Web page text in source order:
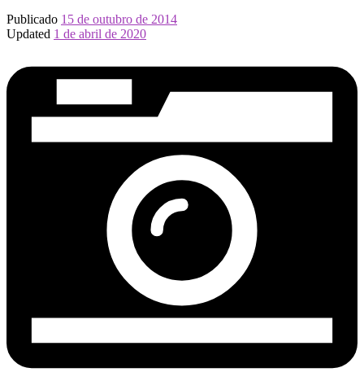
Publicado 15 de outubro de 2014
Updated 1 de abril de 2020